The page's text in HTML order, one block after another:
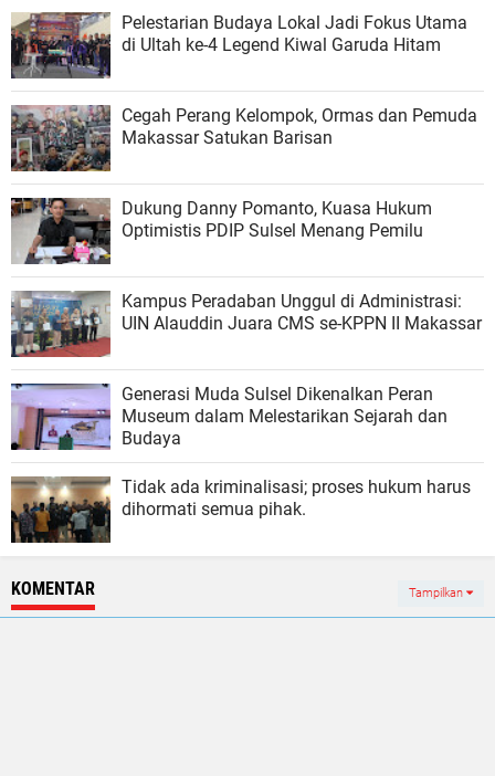
Pelestarian Budaya Lokal Jadi Fokus Utama
di Ultah ke-4 Legend Kiwal Garuda Hitam
Cegah Perang Kelompok, Ormas dan Pemuda
Makassar Satukan Barisan
Dukung Danny Pomanto, Kuasa Hukum
Optimistis PDIP Sulsel Menang Pemilu
Kampus Peradaban Unggul di Administrasi:
UIN Alauddin Juara CMS se-KPPN II Makassar
Generasi Muda Sulsel Dikenalkan Peran
Museum dalam Melestarikan Sejarah dan
Budaya
Tidak ada kriminalisasi; proses hukum harus
dihormati semua pihak.
KOMENTAR Tampilkan